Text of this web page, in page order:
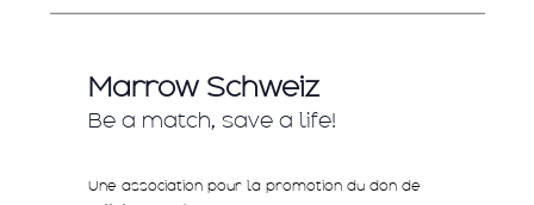
Marrow Schweiz
Be a match, save a life!
Une association pour la promotion du don de